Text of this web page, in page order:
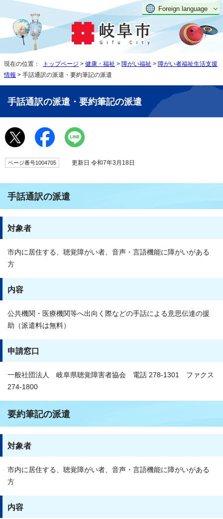
Foreign language
現在の位置： トップページ > 健康・福祉 > 障がい福祉 > 障がい者福祉生活支援
情報 > 手話通訳の派遣・要約筆記の派遣
手話通訳の派遣・要約筆記の派遣
ページ番号1004705 更新日 令和7年3月18日
手話通訳の派遣
対象者
市内に居住する、聴覚障がい者、音声・言語機能に障がいがある
方
内容
公共機関・医療機関等へ出向く際などの手話による意思伝達の援
助（派遣料は無料）
申請窓口
一般社団法人 岐阜県聴覚障害者協会 電話 278-1301 ファクス
274-1800
要約筆記の派遣
対象者
市内に居住する、聴覚障がい者、音声・言語機能に障がいがある
方
内容